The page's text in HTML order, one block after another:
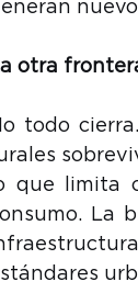
otra
todo
que limita
La